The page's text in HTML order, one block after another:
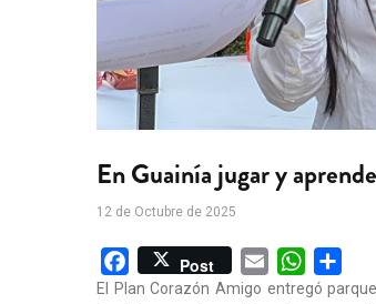
En Guainía jugar y
12 de Octubre de 2025
Facebook
Post Email WhatsApp
El Plan Corazón Amigo entregó